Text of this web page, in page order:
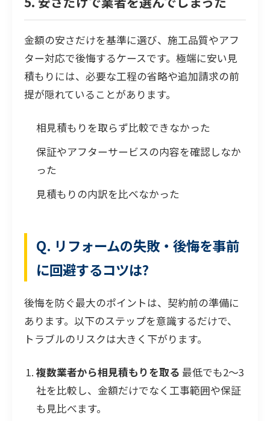
金額の安さだけを基準に選び、施工品質やアフ
ター対応で後悔するケースです。極端に安い見
積もりには、必要な工程の省略や追加請求の前
提が隠れていることがあります。
相見積もりを取らず比較できなかった
保証やアフターサービスの内容を確認しなか
った
見積もりの内訳を比べなかった
Q. リフォームの失敗・後悔を事前
に回避するコツは?
後悔を防ぐ最大のポイントは、契約前の準備に
あります。以下のステップを意識するだけで、
トラブルのリスクは大きく下がります。
複数業者から相見積もりを取る 最低でも2〜3
社を比較し、金額だけでなく工事範囲や保証
も見比べます。